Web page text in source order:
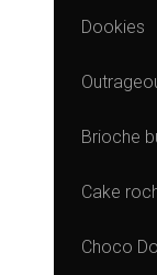
Dookies
Brioche
Cake
Choco